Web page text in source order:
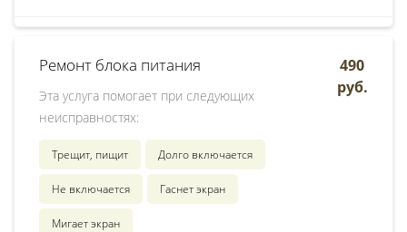
Ремонт блока питания
Эта услуга помогает при следующих
неисправностях:
Трещит, пищит Долго включается
Не включается Гаснет экран
Мигает экран
490
руб.